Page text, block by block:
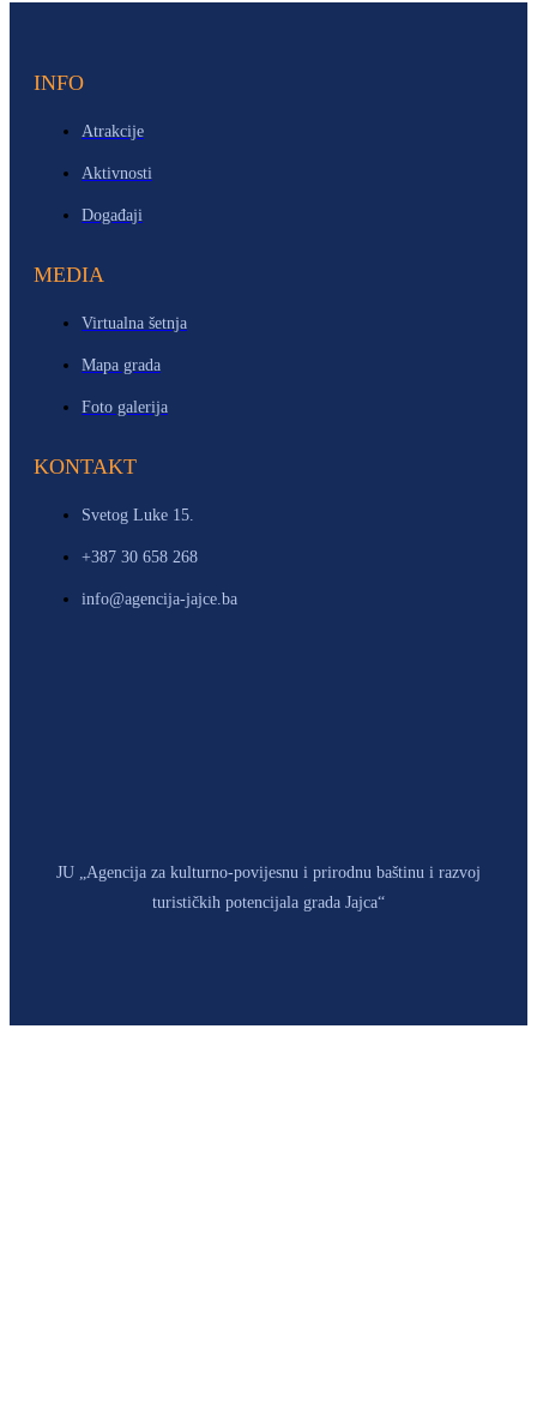
INFO
Atrakcije
Aktivnosti
Događaji
MEDIA
Virtualna šetnja
Mapa grada
Foto galerija
KONTAKT
Svetog Luke 15.
+387 30 658 268
info@agencija-jajce.ba
JU „Agencija za kulturno-povijesnu i prirodnu baštinu i razvoj
turističkih potencijala grada Jajca“